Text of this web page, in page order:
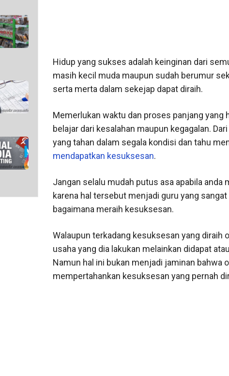
Hidup yang sukses adalah keinginan dari
masih kecil muda maupun sudah berumur
serta merta dalam sekejap dapat diraih.
Memerlukan waktu dan proses panjang yang
belajar dari kesalahan maupun kegagalan.
yang tahan dalam segala kondisi dan tahu
mendapatkan kesuksesan.
Jangan selalu mudah putus asa apabila anda
karena hal tersebut menjadi guru yang
bagaimana meraih kesuksesan.
Walaupun terkadang kesuksesan yang diraih
usaha yang dia lakukan melainkan didapat
Namun hal ini bukan menjadi jaminan bahwa
mempertahankan kesuksesan yang pernah